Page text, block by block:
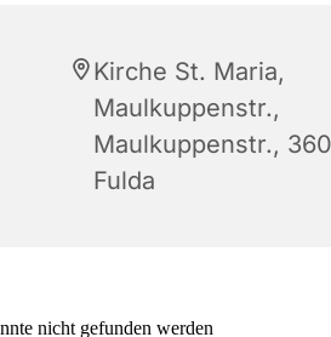
Kirche St. Maria,
Maulkuppenstr.,
Maulkuppenstr.,
Fulda